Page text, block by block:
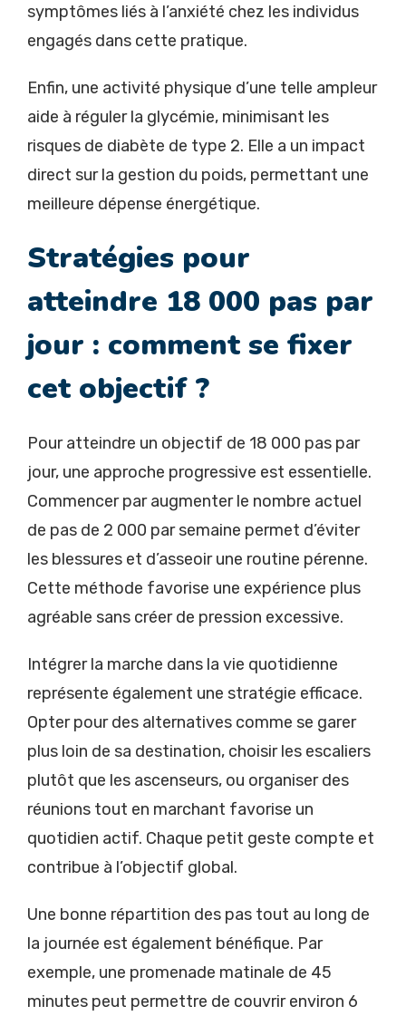
symptômes liés à l’anxiété chez les individus
engagés dans cette pratique.
Enfin, une activité physique d’une telle ampleur
aide à réguler la glycémie, minimisant les
risques de diabète de type 2. Elle a un impact
direct sur la gestion du poids, permettant une
meilleure dépense énergétique.
Stratégies pour
atteindre 18 000 pas par
jour : comment se fixer
cet objectif ?
Pour atteindre un objectif de 18 000 pas par
jour, une approche progressive est essentielle.
Commencer par augmenter le nombre actuel
de pas de 2 000 par semaine permet d’éviter
les blessures et d’asseoir une routine pérenne.
Cette méthode favorise une expérience plus
agréable sans créer de pression excessive.
Intégrer la marche dans la vie quotidienne
représente également une stratégie efficace.
Opter pour des alternatives comme se garer
plus loin de sa destination, choisir les escaliers
plutôt que les ascenseurs, ou organiser des
réunions tout en marchant favorise un
quotidien actif. Chaque petit geste compte et
contribue à l’objectif global.
Une bonne répartition des pas tout au long de
la journée est également bénéfique. Par
exemple, une promenade matinale de 45
minutes peut permettre de couvrir environ 6